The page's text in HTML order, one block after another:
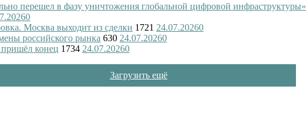
перешел в фазу уничтожения глобальной цифровой инфраструктуры»
0
Москва выходит из сделки 1721 24.07.20260
российского рынка 630 24.07.20260
конец 1734 24.07.20260
Загрузить ещё